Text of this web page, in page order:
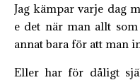
Jag kämpar varje dag
e det när man allt
annat bara för att man
Eller har för dåligt